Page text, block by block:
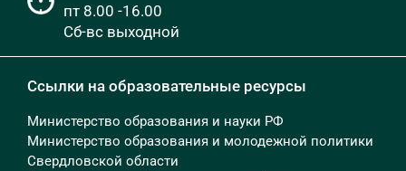
пт 8.00 -16.00
Сб-вс выходной
Ссылки на образовательные ресурсы
Министерство образования и науки РФ
Министерство образования и молодежной политики
Свердловской области